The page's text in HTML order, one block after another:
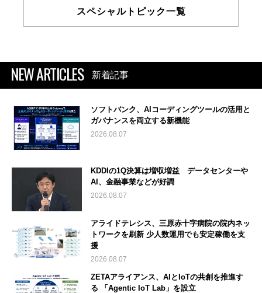
スペシャルトピック一覧
NEW ARTICLES 新着記事
ソフトバンク、AIコーディングツールの活用と
ガバナンスを両立する新機能
2026.08.07
KDDIの1Q決算は増収増益 データセンターや
AI、金融事業などが好調
2026.08.07
アライドテレシス、三原赤十字病院の院内ネッ
トワークを刷新 少人数運用でも安定稼働を支
援
2026.08.07
ZETAアライアンス、AIとIoTの共創を推進す
る 「Agentic IoT Lab」を設立